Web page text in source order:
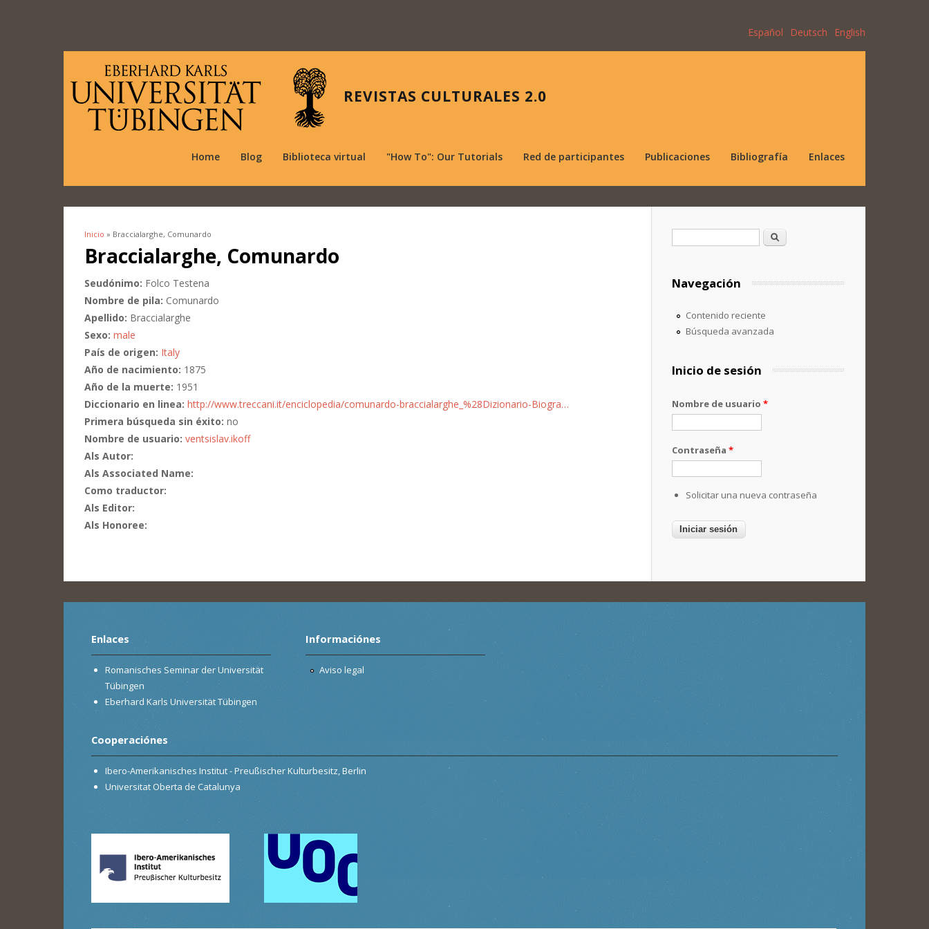
Español Deutsch English
REVISTAS CULTURALES 2.0
Home Blog Biblioteca virtual "How To": Our Tutorials Red de participantes Publicaciones Bibliografía Enlaces
Se encuentra usted aquí
Inicio » Braccialarghe, Comunardo
Braccialarghe, Comunardo
Seudónimo: Folco Testena
Nombre de pila: Comunardo
Apellido: Braccialarghe
Sexo: male
País de origen: Italy
Año de nacimiento: 1875
Año de la muerte: 1951
Diccionario en linea: http://www.treccani.it/enciclopedia/comunardo-braccialarghe_%28Dizionario-Biogra…
Primera búsqueda sin éxito: no
Nombre de usuario: ventsislav.ikoff
Als Autor:
Als Associated Name:
Como traductor:
Als Editor:
Als Honoree:
Formulario de búsqueda
Buscar
Navegación
Contenido reciente
Búsqueda avanzada
Inicio de sesión
Nombre de usuario *
Contraseña *
Solicitar una nueva contraseña
Enlaces
Romanisches Seminar der Universität
Tübingen
Eberhard Karls Universität Tübingen
Informaciónes
Aviso legal
Cooperaciónes
Ibero-Amerikanisches Institut - Preußischer Kulturbesitz, Berlin
Universitat Oberta de Catalunya